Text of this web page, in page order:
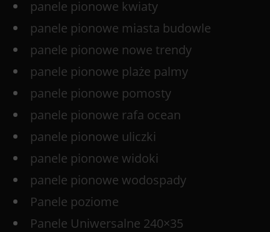
panele pionowe kwiaty
panele pionowe miasta budowle
panele pionowe nowe trendy
panele pionowe plaże palmy
panele pionowe pomosty
panele pionowe rafa ocean
panele pionowe uliczki
panele pionowe widoki
panele pionowe wodospady
Panele poziome
Panele Uniwersalne 240×35